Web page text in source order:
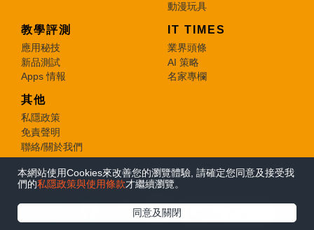
本網站使用Cookies來改善您的瀏覽體驗, 請確定您同意及接受我
們的私隱政策與使用條款才繼續瀏覽。
同意及關閉
動漫玩具
教學評測
應用秘技
新品測試
Apps 情報
IT TIMES
業界頭條
AI 策略
名家專欄
其他
私隱政策
免責聲明
聯絡/關於我們
© 2026 e-zone. All Rights Reserved.